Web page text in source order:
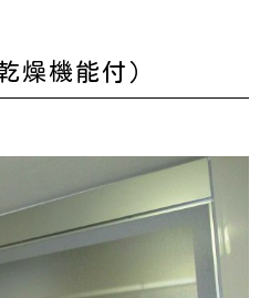
燥機能付）